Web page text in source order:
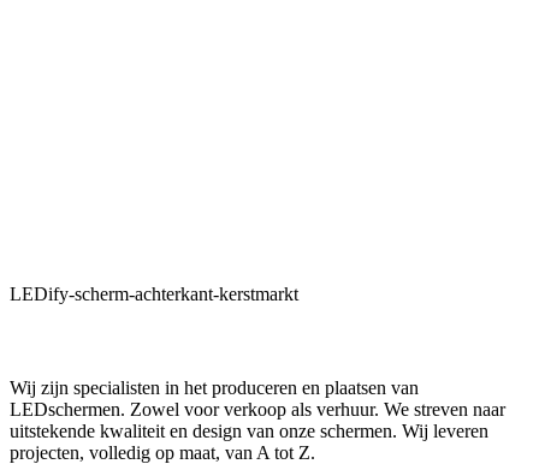
LEDify-scherm-achterkant-kerstmarkt
Wij zijn specialisten in het produceren en plaatsen van
LEDschermen. Zowel voor verkoop als verhuur. We streven naar
uitstekende kwaliteit en design van onze schermen. Wij leveren
projecten, volledig op maat, van A tot Z.